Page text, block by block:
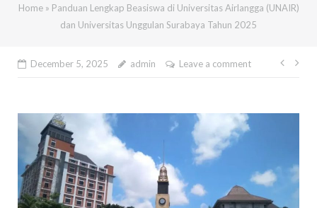
Home» Panduan Lengkap Beasiswa di Universitas Airlangga (UNAIR)
dan Universitas Unggulan Surabaya Tahun 2025
December 5, 2025 admin Leave a comment
Post